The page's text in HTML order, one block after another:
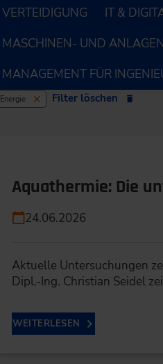
VERTEIDIGUNG IT &
MASCHINEN- UND
MANAGEMENT FÜR
Energie Filter löschen
Aquathermie: Die
24.06.2026
Aktuelle Untersuchungen
Dipl.-Ing. Christian Seidel
WEITERLESEN